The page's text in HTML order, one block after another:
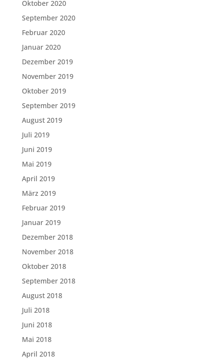
Oktober 2020
September 2020
Februar 2020
Januar 2020
Dezember 2019
November 2019
Oktober 2019
September 2019
August 2019
Juli 2019
Juni 2019
Mai 2019
April 2019
März 2019
Februar 2019
Januar 2019
Dezember 2018
November 2018
Oktober 2018
September 2018
August 2018
Juli 2018
Juni 2018
Mai 2018
April 2018